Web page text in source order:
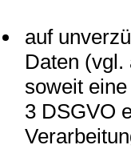
auf
Daten (vgl.
soweit
3 DSGVO